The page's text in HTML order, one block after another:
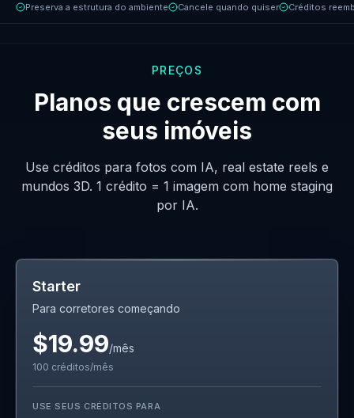
Preserva a estrutura do ambiente
Cancele quando quiser Créditos
PREÇOS
Planos que crescem com
seus imóveis
Use créditos para fotos com IA, real estate reels e
mundos 3D. 1 crédito = 1 imagem com home staging
por IA.
Starter
Para corretores começando
$19.99/mês
100 créditos/mês
USE SEUS CRÉDITOS PARA